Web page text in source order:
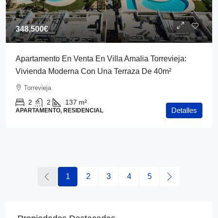
348,500€
Apartamento En Venta En Villa Amalia Torrevieja:
Vivienda Moderna Con Una Terraza De 40m²
Torrevieja
2 2 137 m²
APARTAMENTO, RESIDENCIAL Detalles
1 2 3 4 5